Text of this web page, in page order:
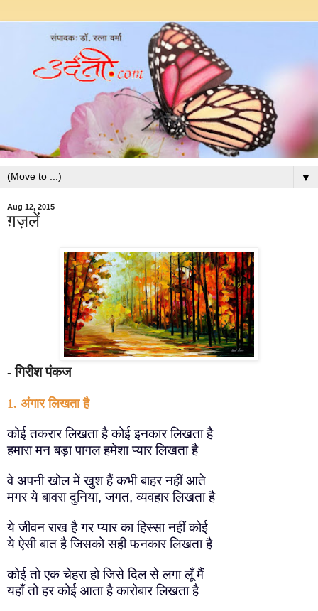
▼
Aug 12, 2015
ग़ज़लें
- गिरीश पंकज
1. अंगार लिखता है
कोई तकरार लिखता है कोई इनकार लिखता है
हमारा मन बड़ा पागल हमेशा प्यार लिखता है
वे अपनी खोल में खुश हैं कभी बाहर नहीं आते
मगर ये बावरा दुनिया,जगत,व्यवहार लिखता है
ये जीवन राख है गर प्यार का हिस्सा नहीं कोई
ये ऐसी बात है जिसको सही फनकार लिखता है
कोई तो एक चेहरा हो जिसे दिल से लगा लूँ मैं
यहाँ तो हर कोई आता है कारोबार लिखता है